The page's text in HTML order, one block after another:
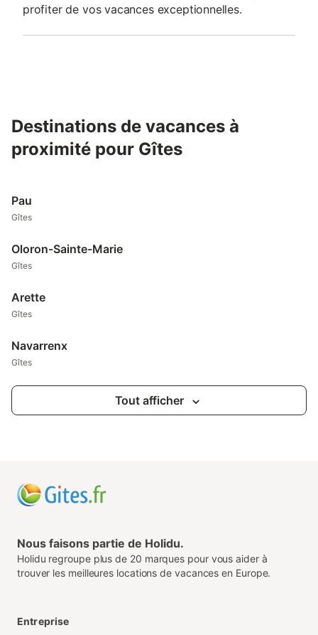
profiter de vos vacances exceptionnelles.
Destinations de vacances à
proximité pour Gîtes
Pau
Gîtes
Oloron-Sainte-Marie
Gîtes
Arette
Gîtes
Navarrenx
Gîtes
Tout afficher
Nous faisons partie de Holidu.
Holidu regroupe plus de 20 marques pour vous aider à
trouver les meilleures locations de vacances en Europe.
Entreprise